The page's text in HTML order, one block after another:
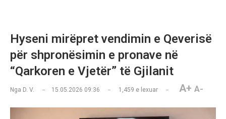
Hyseni mirëpret vendimin e Qeverisë
për shpronësimin e pronave në
“Qarkoren e Vjetër” të Gjilanit
Nga D. V. 15.05.2026 09:36 1,459 e lexuar A+ A-